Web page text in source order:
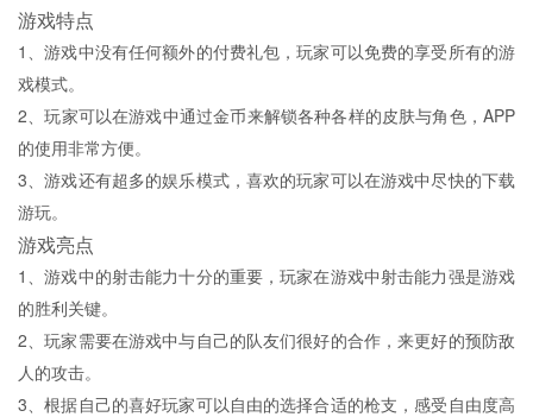
游戏特点
1、游戏中没有任何额外的付费礼包，玩家可以免费的享受所有的游
戏模式。
2、玩家可以在游戏中通过金币来解锁各种各样的皮肤与角色，APP
的使用非常方便。
3、游戏还有超多的娱乐模式，喜欢的玩家可以在游戏中尽快的下载
游玩。
游戏亮点
1、游戏中的射击能力十分的重要，玩家在游戏中射击能力强是游戏
的胜利关键。
2、玩家需要在游戏中与自己的队友们很好的合作，来更好的预防敌
人的攻击。
3、根据自己的喜好玩家可以自由的选择合适的枪支，感受自由度高